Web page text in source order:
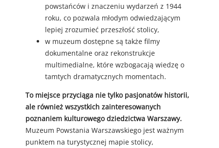
powstańców i znaczeniu wydarzeń z 1944
roku, co pozwala młodym odwiedzającym
lepiej zrozumieć przeszłość stolicy,
w muzeum dostępne są także filmy
dokumentalne oraz rekonstrukcje
multimedialne, które wzbogacają wiedzę o
tamtych dramatycznych momentach.
To miejsce przyciąga nie tylko pasjonatów historii,
ale również wszystkich zainteresowanych
poznaniem kulturowego dziedzictwa Warszawy.
Muzeum Powstania Warszawskiego jest ważnym
punktem na turystycznej mapie stolicy,